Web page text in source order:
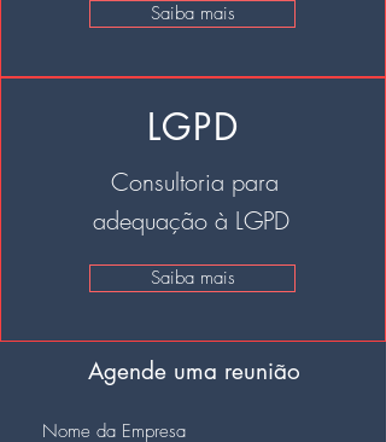
Saiba mais
LGPD
Consultoria para
adequação à LGPD
Saiba mais
Agende uma reunião